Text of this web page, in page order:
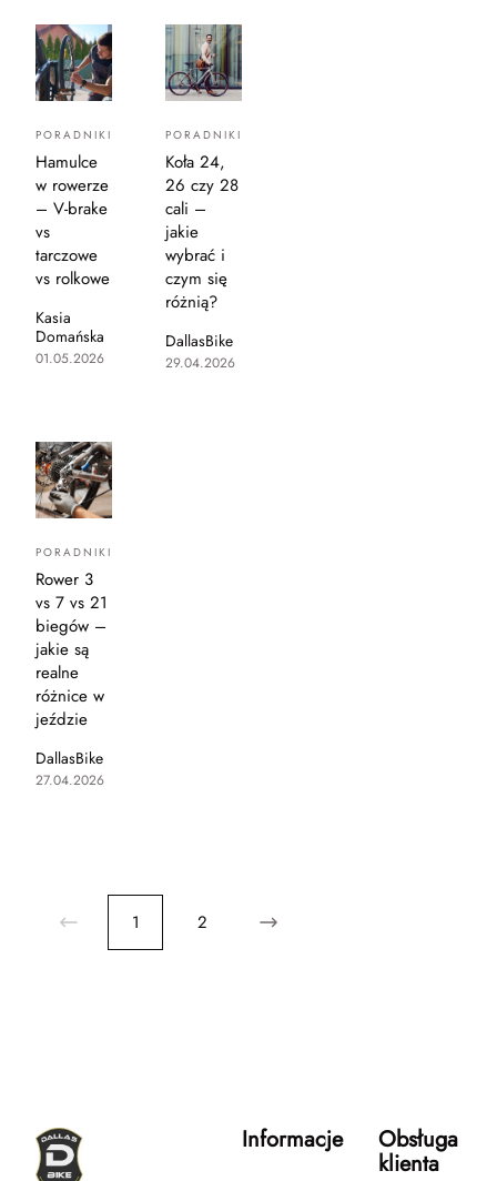
PORADNIKI
Hamulce
w rowerze
– V-brake
vs
tarczowe
vs rolkowe
Kasia
Domańska
01.05.2026
PORADNIKI
Koła 24,
26 czy 28
cali –
jakie
wybrać i
czym się
różnią?
DallasBike
29.04.2026
PORADNIKI
Rower 3
vs 7 vs 21
biegów –
jakie są
realne
różnice w
jeździe
DallasBike
27.04.2026
1 2
Informacje Obsługa
klienta